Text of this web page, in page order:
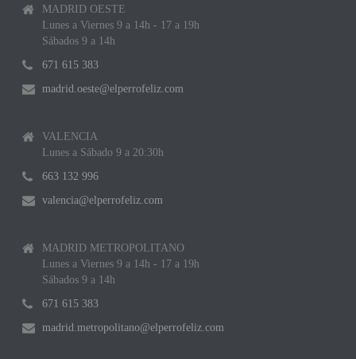
MADRID OESTE
Lunes a Viernes 9 a 14h - 17 a 19h
Sábados 9 a 14h
671 615 383
madrid.oeste@elperrofeliz.com
VALENCIA
Lunes a Sábado 9 a 20:30h
663 132 996
valencia@elperrofeliz.com
MADRID METROPOLITANO
Lunes a Viernes 9 a 14h - 17 a 19h
Sábados 9 a 14h
671 615 383
madrid.metropolitano@elperrofeliz.com